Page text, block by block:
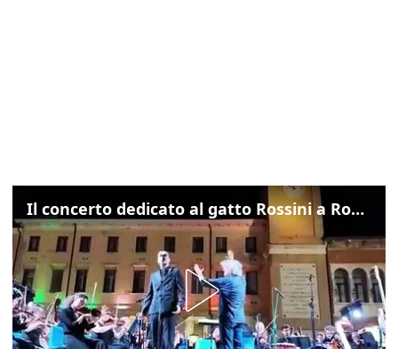
Il concerto dedicato al gatto Rossini a Rovigo: ecco un estratto